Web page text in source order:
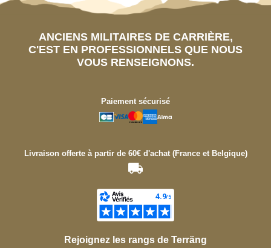
ANCIENS MILITAIRES DE CARRIÈRE,
C'EST EN PROFESSIONNELS QUE NOUS
VOUS RENSEIGNONS.
Paiement sécurisé
Livraison offerte à partir de 60€ d'achat (France et Belgique)
Rejoignez les rangs de Terräng